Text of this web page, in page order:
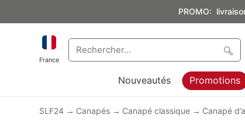
PROMO:
France
Nouveautés Promotions
SLF24 Canapés Canapé classique Canapé